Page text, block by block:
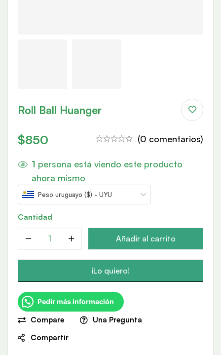
Roll Ball Huanger
$850 (0 comentarios)
1 persona está viendo este producto
ahora mismo
Peso uruguayo ($) - UYU
Cantidad
Añadir al carrito
¡Lo quiero!
Pedir más información
Compare
Una Pregunta
Compartir